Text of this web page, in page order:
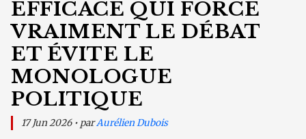
EFFICACE QUI FORCE
VRAIMENT LE DÉBAT
ET ÉVITE LE
MONOLOGUE
POLITIQUE
17 Jun 2026 • parAurélien Dubois